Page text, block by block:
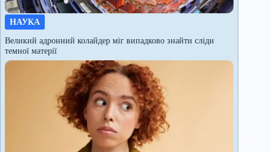
НАУКА
Великий адронний колайдер міг випадково знайти сліди
темної матерії